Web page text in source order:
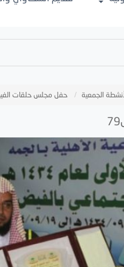
الجمعية حفل مجلس حلقات